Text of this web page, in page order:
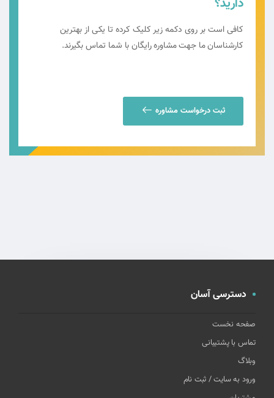
کافی است بر روی دکمه زیر کلیک کرده تا یکی از بهترین
کارشناسان ما جهت مشاوره رایگان با شما تماس بگیرند.
ثبت درخواست مشاوره
دسترسی آسان
صفحه نخست
تماس با پشتیبانی
وبلاگ
ورود به سایت / ثبت نام